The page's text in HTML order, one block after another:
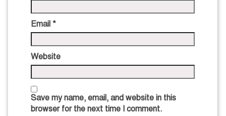
Email *
Website
Save my name, email, and website in this
browser for the next time I comment.